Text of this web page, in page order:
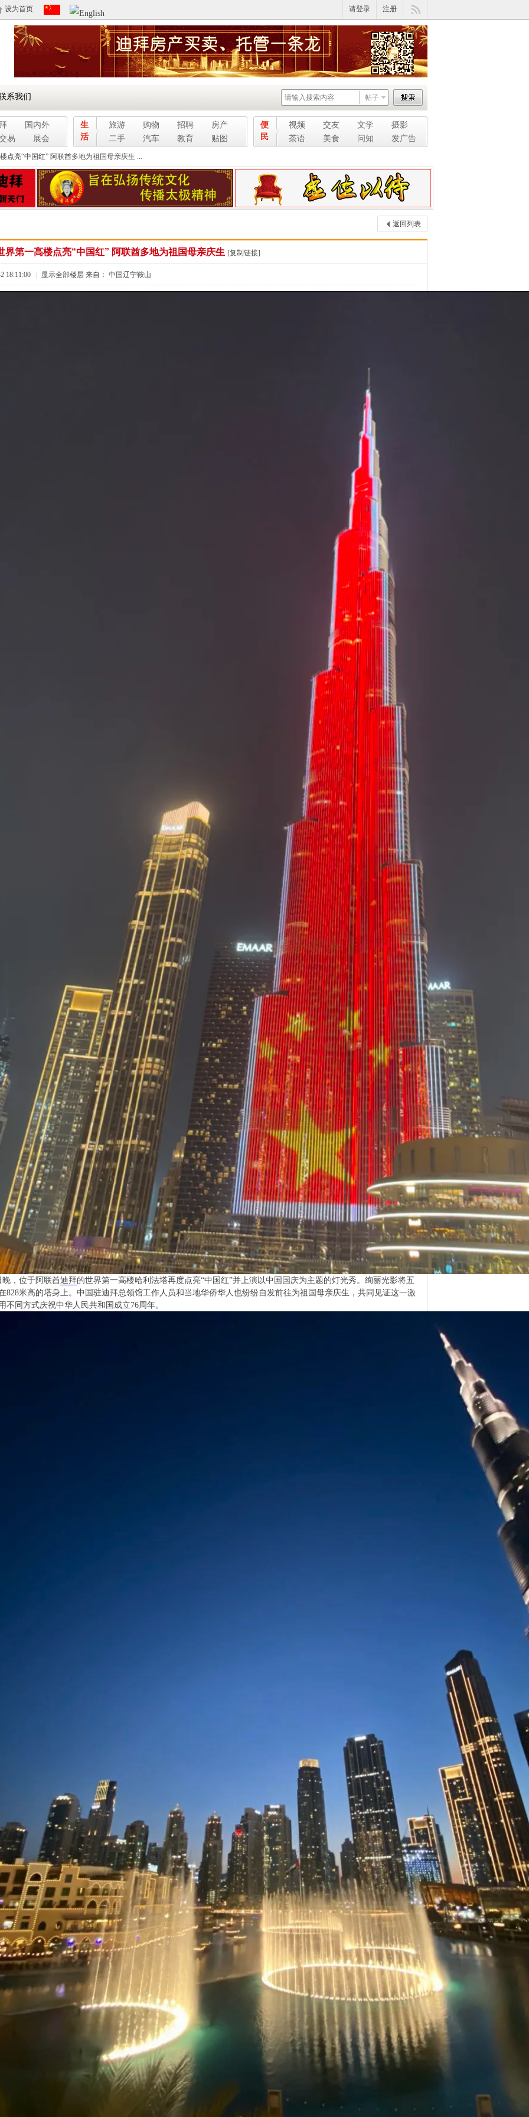
设为首页 请登录 注册
帖子
系我们
国内外
易
展会
生
活
旅游 购物 招聘
房产
二手
汽车 教育 贴图
便
民
视频 交友 文学
摄影
茶语
美食 问知 发广告
点亮“中国红” 阿联酋多地为祖国母亲庆生 ...
返回列表
界第一高楼点亮“中国红” 阿联酋多地为祖国母亲庆生 [复制链接]
18:11:00 显示全部楼层 来自： 中国辽宁鞍山
晚，位于阿联酋迪拜的世界第一高楼哈利法塔再度点亮“中国红”并上演以中国国庆为主题的灯光秀。绚丽光影将五
828米高的塔身上。中国驻迪拜总领馆工作人员和当地华侨华人也纷纷自发前往为祖国母亲庆生，共同见证这一激
不同方式庆祝中华人民共和国成立76周年。